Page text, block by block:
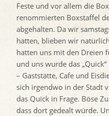
Feste und vor allem die
renommierten Boxstaffel
abgehalten. Da wir
hatten, blieben wir
hatten uns mit den Dreien
und uns wurde das
– Gaststätte, Cafe und
sich irgendwo in der Stadt
das Quick in Frage. Böse
dass dort gedealt würde.